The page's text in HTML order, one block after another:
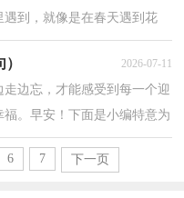
到，就像是在春天遇到花
、结婚、一起生活。而...
2026-07-11
边忘，才能感受到每一个迎
。早安！下面是小编特意为
来看看吧。1、人...
6 7
下一页